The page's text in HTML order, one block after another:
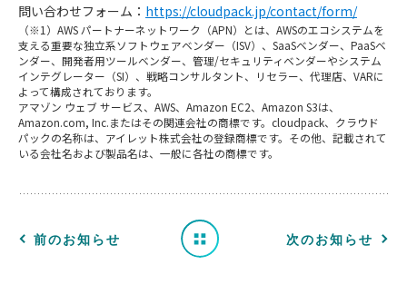
問い合わせフォーム： https://cloudpack.jp/contact/form/
（※1）AWS パートナーネットワーク（APN）とは、AWSのエコシステムを
支える重要な独立系ソフトウェアベンダー（ISV）、SaaSベンダー、PaaSベ
ンダー、開発者用ツールベンダー、管理/セキュリティベンダーやシステム
インテグレーター（SI）、戦略コンサルタント、リセラー、代理店、VARに
よって構成されております。
アマゾン ウェブ サービス、AWS、Amazon EC2、Amazon S3は、
Amazon.com, Inc.またはその関連会社の商標です。cloudpack、クラウド
パックの名称は、アイレット株式会社の登録商標です。その他、記載されて
いる会社名および製品名は、一般に各社の商標です。
前のお知らせ
お
知
ら
せ
一 次のお知らせ